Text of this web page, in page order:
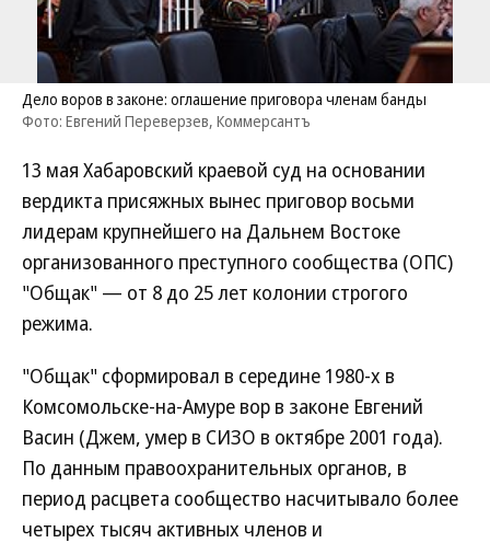
Дело воров в законе: оглашение приговора членам банды
Фото: Евгений Переверзев, Коммерсантъ
13 мая Хабаровский краевой суд на основании
вердикта присяжных вынес приговор восьми
лидерам крупнейшего на Дальнем Востоке
организованного преступного сообщества (ОПС)
"Общак" — от 8 до 25 лет колонии строгого
режима.
"Общак" сформировал в середине 1980-х в
Комсомольске-на-Амуре вор в законе Евгений
Васин (Джем, умер в СИЗО в октябре 2001 года).
По данным правоохранительных органов, в
период расцвета сообщество насчитывало более
четырех тысяч активных членов и